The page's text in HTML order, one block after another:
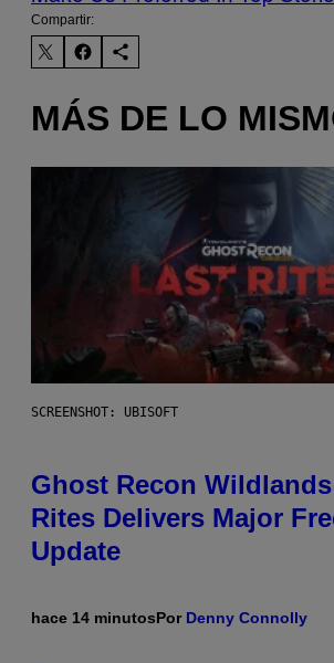
Compartir:
MÁS DE LO
SCREENSHOT: UBISOFT
Ghost Recon
Rites Delivers Major
Update
hace 14 minutosPor Denny Connolly